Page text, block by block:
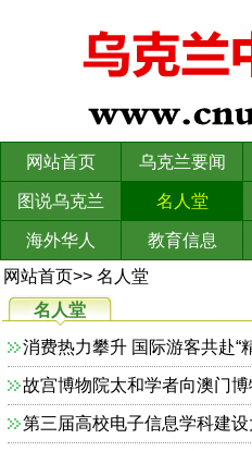
网站首页 乌克兰要闻
图说乌克兰 名人堂
海外华人 教育信息
网站首页>> 名人堂
名人堂
消费热力攀升 国际游客共赴“
故宫博物院太和学者向澳门
第三届高校电子信息学科建